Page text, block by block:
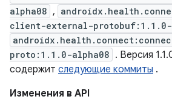
alpha08 ,
client-external-protobuf:1.1.0-
proto:1.1.0-alpha08 . Версия
содержит следующие коммиты .
Изменения в API